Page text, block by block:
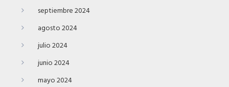
septiembre 2024
agosto 2024
julio 2024
junio 2024
mayo 2024